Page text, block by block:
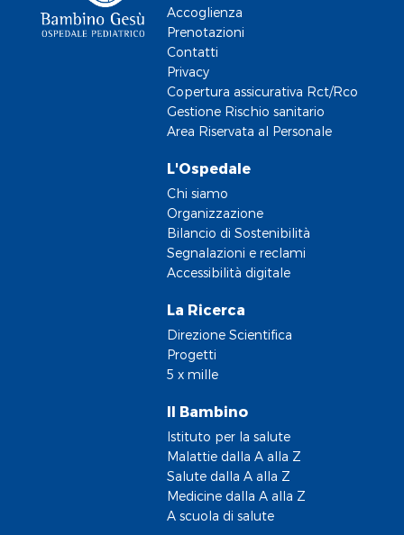
Accoglienza
Prenotazioni
Contatti
Privacy
Copertura assicurativa Rct/Rco
Gestione Rischio sanitario
Area Riservata al Personale
L'Ospedale
Chi siamo
Organizzazione
Bilancio di Sostenibilità
Segnalazioni e reclami
Accessibilità digitale
La Ricerca
Direzione Scientifica
Progetti
5 x mille
Il Bambino
Istituto per la salute
Malattie dalla A alla Z
Salute dalla A alla Z
Medicine dalla A alla Z
A scuola di salute